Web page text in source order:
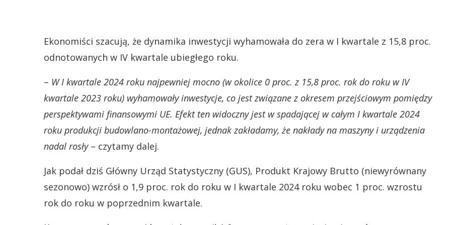
Ekonomiści szacują, że dynamika inwestycji wyhamowała do zera w I kwartale z 15,8 proc.
odnotowanych w IV kwartale ubiegłego roku.
– W I kwartale 2024 roku najpewniej mocno (w okolice 0 proc. z 15,8 proc. rok do roku w IV
kwartale 2023 roku) wyhamowały inwestycje, co jest związane z okresem przejściowym pomiędzy
perspektywami finansowymi UE. Efekt ten widoczny jest w spadającej w całym I kwartale 2024
roku produkcji budowlano-montażowej, jednak zakładamy, że nakłady na maszyny i urządzenia
nadal rosły– czytamy dalej.
Jak podał dziś Główny Urząd Statystyczny (GUS), Produkt Krajowy Brutto (niewyrównany
sezonowo) wzrósł o 1,9 proc. rok do roku w I kwartale 2024 roku wobec 1 proc. wzrostu
rok do roku w poprzednim kwartale.